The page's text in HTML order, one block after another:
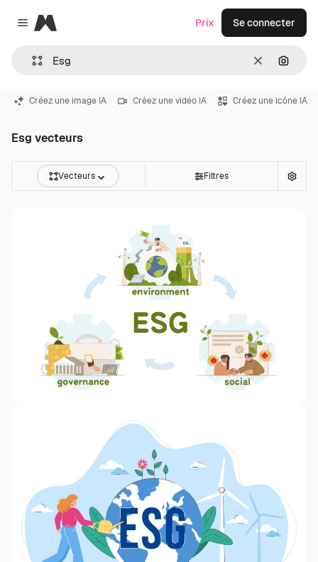
Close menu
Magnific
Effacer
Prix Se connecter
Créez une image IA Créez une vidéo IA Créez une icône IA
Esg vecteurs
Vecteurs Filtres